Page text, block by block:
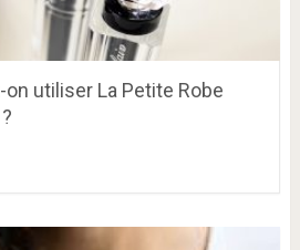
utiliser La Petite Robe